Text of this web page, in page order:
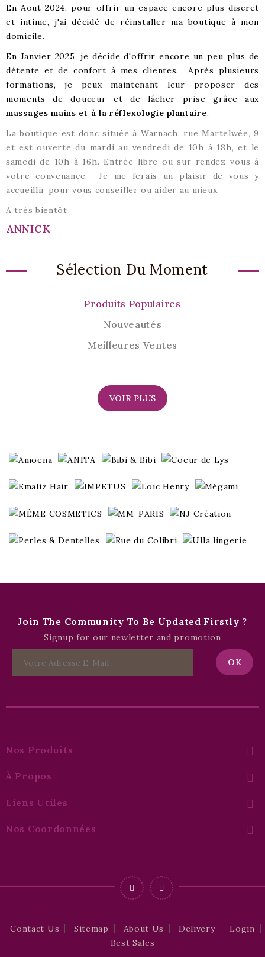
En Aout 2024, pour offrir un espace encore plus discret
et intime, j'ai décidé de réinstaller ma boutique à mon
domicile.
En Janvier 2025, je décide d'offrir encore un peu plus de
détente et de confort à mes clientes. Après plusieurs
formations, je peux maintenant leur proposer des
moments de douceur et de lâcher prise grâce aux
massages mains et à la réflexologie plantaire.
La boutique est donc située à Warnach, rue Martelwée, 9
et est ouverte du mardi au vendredi de 10h à 18h, et le
samedi de 10h à 16h. Entrée libre ou sur rendez-vous à
votre convenance. Je me ferais un plaisir de vous y
accueillir pour vous conseiller ou aider au mieux.
A très bientôt
ANNICK
Sélection Du Moment
Produits Populaires
Nouveautés
Meilleures Ventes
VOIR PLUS
Join The Community To Be Updated Firstly ?
Signup for our newletter and promotion
Nos Produits 
À Propos 
Liens Utiles 
Nos Coordonnées 
Contact Us Sitemap About Us Delivery
Login
Best Sales